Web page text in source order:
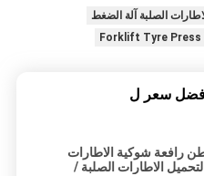
الصلبة آلة الضغط
Forklift Tyre Press
سعر ل
400 طن رافعة شوكية الاطارات
لتحميل الاطارات الصلبة /